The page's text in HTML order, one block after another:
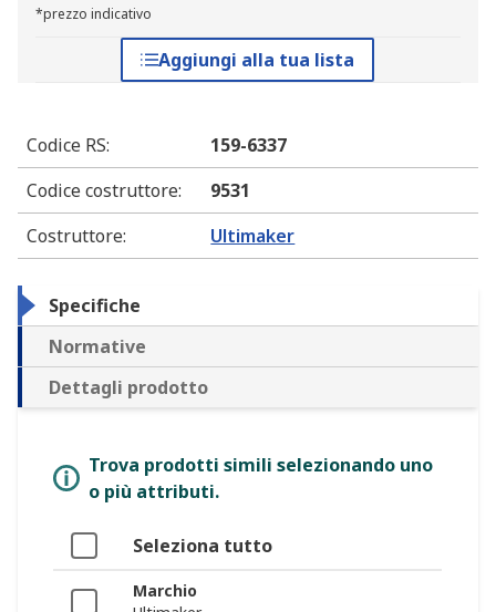
*prezzo indicativo
Aggiungi alla tua lista
Codice RS:
159-6337
Codice costruttore:
9531
Costruttore: Ultimaker
Specifiche
Normative
Dettagli prodotto
Trova prodotti simili selezionando uno
o più attributi.
Seleziona tutto
Marchio